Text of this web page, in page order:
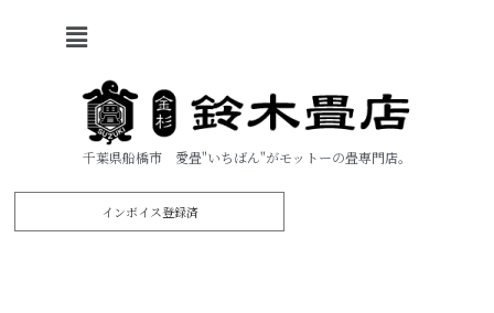
千葉県船橋市 愛畳"いちばん"がモットーの畳専門店。
インボイス登録済